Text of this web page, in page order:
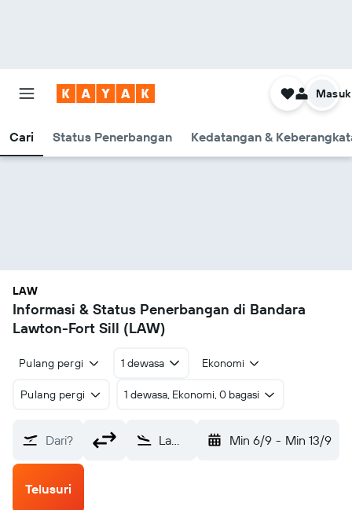
Cari Status Penerbangan Kedatangan &
Masuk
LAW
Informasi & Status Penerbangan di Bandara
Lawton-Fort Sill (LAW)
Pulang pergi 1 dewasa Ekonomi
Pulang pergi 1 dewasa, Ekonomi, 0 bagasi
Dari? Lawton-Fort Sill (LAW) Min 6/9 - Min 13/9
Telusuri